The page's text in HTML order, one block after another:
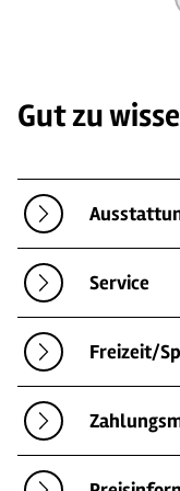
Gut zu
Service
Freizeit/